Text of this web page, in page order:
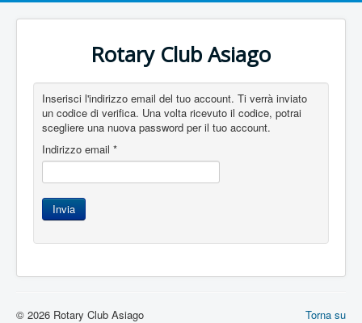
Rotary Club Asiago
Inserisci l'indirizzo email del tuo account. Ti verrà inviato
un codice di verifica. Una volta ricevuto il codice, potrai
scegliere una nuova password per il tuo account.
Indirizzo email *
Invia
Torna su
© 2026 Rotary Club Asiago